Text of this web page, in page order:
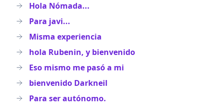
Hola Nómada...
Para javi...
Misma experiencia
hola Rubenin, y bienvenido
Eso mismo me pasó a mi
bienvenido Darkneil
Para ser autónomo.